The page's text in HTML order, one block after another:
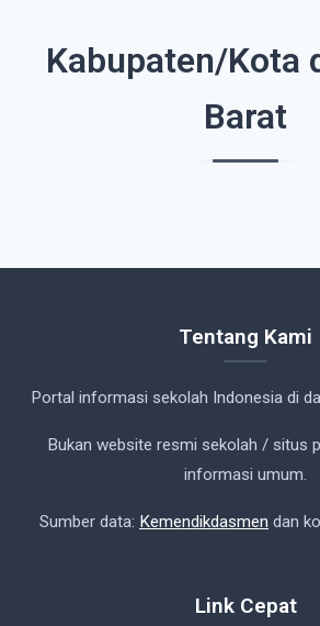
Kabupaten/Kota
Barat
Tentang Kami
Portal informasi sekolah Indonesia di
Bukan website resmi sekolah / situs
informasi umum.
Sumber data: Kemendikdasmen dan
Link Cepat